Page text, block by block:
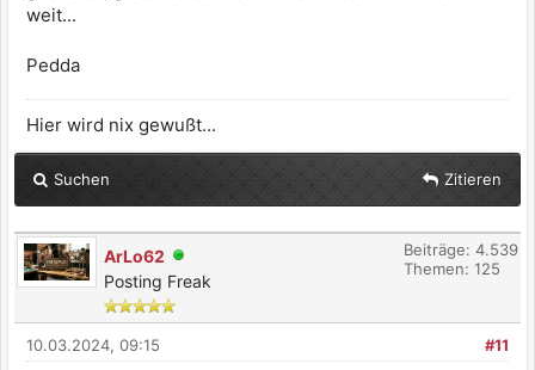
weit...
Pedda
Hier wird nix gewußt...
Suchen Zitieren
ArLo62
Posting Freak
Beiträge: 4.539
Themen: 125
#11
10.03.2024, 09:15